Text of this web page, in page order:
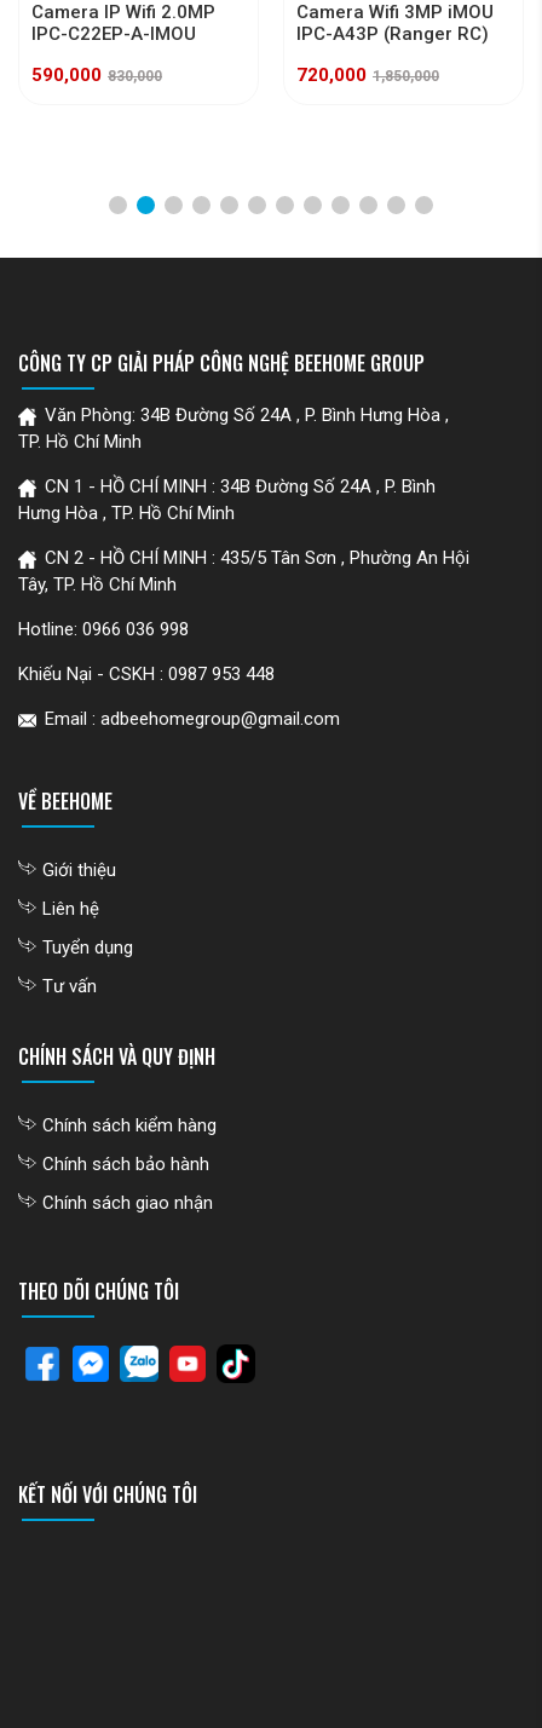
Camera IP Wifi 2.0MP
IPC-C22EP-A-IMOU
590,000 830,000
Camera Wifi 3MP iMOU
IPC-A43P (Ranger RC)
720,000 1,850,000
CÔNG TY CP GIẢI PHÁP CÔNG NGHỆ BEEHOME GROUP
Văn Phòng: 34B Đường Số 24A , P. Bình Hưng Hòa ,
TP. Hồ Chí Minh
CN 1 - HỒ CHÍ MINH : 34B Đường Số 24A , P. Bình
Hưng Hòa , TP. Hồ Chí Minh
CN 2 - HỒ CHÍ MINH : 435/5 Tân Sơn , Phường An Hội
Tây, TP. Hồ Chí Minh
Hotline: 0966 036 998
Khiếu Nại - CSKH : 0987 953 448
Email : adbeehomegroup@gmail.com
VỀ BEEHOME
Giới thiệu
Liên hệ
Tuyển dụng
Tư vấn
CHÍNH SÁCH VÀ QUY ĐỊNH
Chính sách kiểm hàng
Chính sách bảo hành
Chính sách giao nhận
THEO DÕI CHÚNG TÔI
KẾT NỐI VỚI CHÚNG TÔI